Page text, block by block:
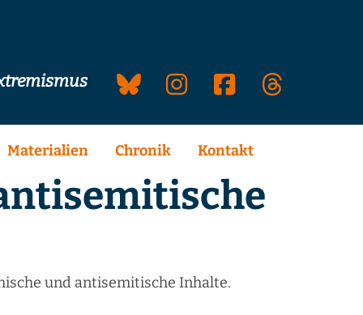
Materialien Chronik Kontakt
und antisemitische Inhalte.